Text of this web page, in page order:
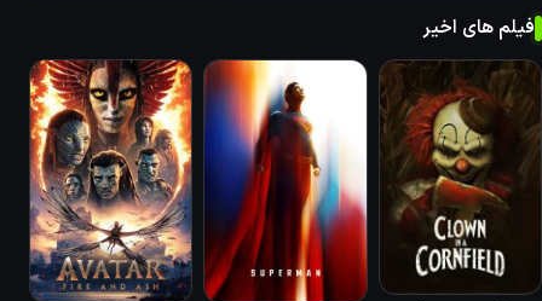
فیلم های اخیر